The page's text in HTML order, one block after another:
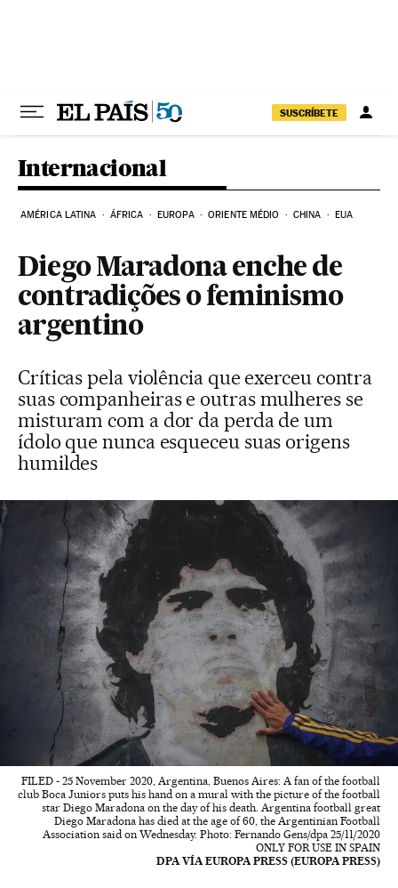
SUSCRÍBETE
Internacional
AMÉRICA LATINA ÁFRICA EUROPA ORIENTE MÉDIO CHINA EUA
Diego Maradona enche de
contradições o feminismo
argentino
Críticas pela violência que exerceu contra
suas companheiras e outras mulheres se
misturam com a dor da perda de um
ídolo que nunca esqueceu suas origens
humildes
FILED - 25 November 2020, Argentina, Buenos Aires: A fan of the football
club Boca Juniors puts his hand on a mural with the picture of the football
star Diego Maradona on the day of his death. Argentina football great
Diego Maradona has died at the age of 60, the Argentinian Football
Association said on Wednesday. Photo: Fernando Gens/dpa 25/11/2020
ONLY FOR USE IN SPAIN
DPA VÍA EUROPA PRESS (EUROPA PRESS)